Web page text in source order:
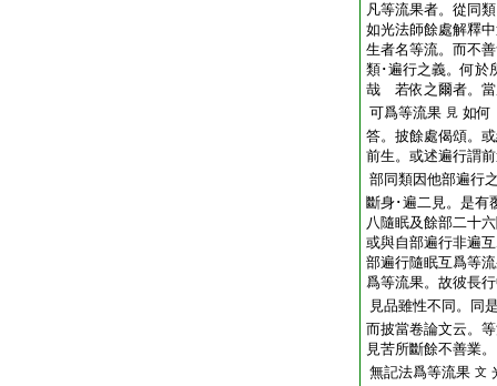
凡等流果者。從同
如光法師餘處解釋
生者名等流。而不
類･遍行之義。何於
哉 若依之爾者。
可爲等流果 見 如何
答。披餘處偈頌。
前生。或述遍行謂
部同類因他部遍行
斷身･遍二見。是有
八隨眠及餘部二十
或與自部遍行非遍
部遍行隨眠互爲等
爲等流果。故彼長
見品雖性不同。同
而披當卷論文云。
見苦所斷餘不善業
無記法爲等流果 文